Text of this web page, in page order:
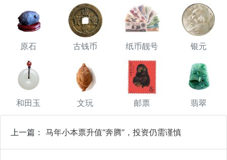
原石 古钱币 纸币靓号 银元
和田玉 文玩 邮票 翡翠
上一篇： 马年小本票升值“奔腾”，投资仍需谨慎